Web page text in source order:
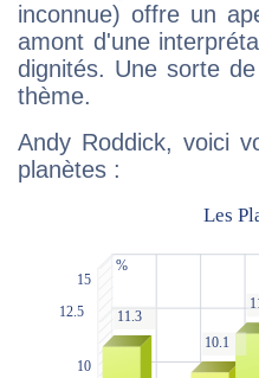
inconnue) offre un
amont d'une
dignités. Une sorte
thème.
Andy Roddick, voici
planètes :